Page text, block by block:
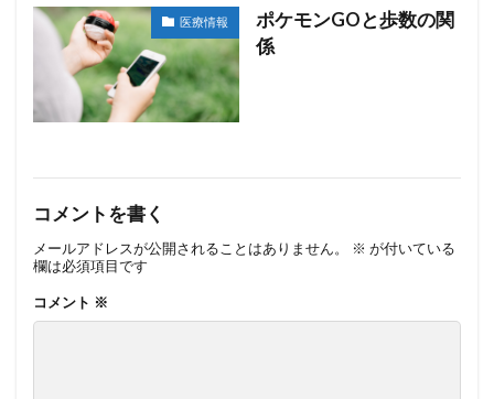
医療情報
ポケモンGOと歩数の関
係
コメントを書く
メールアドレスが公開されることはありません。 ※ が付いている
欄は必須項目です
コメント ※